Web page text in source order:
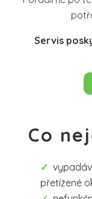
Servis
Co
přetížené